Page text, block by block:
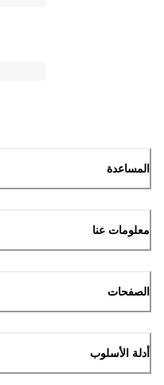
المساعدة
معلومات عنا
الصفحات
أدلة الأسلوب